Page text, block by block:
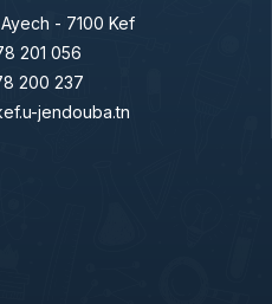
- 7100 Kef
201 056
200 237
jendouba.tn